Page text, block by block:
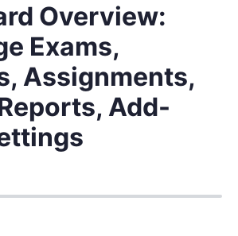
Overview:
Exams,
Assignments,
Add-